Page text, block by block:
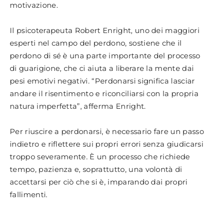
motivazione.
Il psicoterapeuta Robert Enright, uno dei maggiori
esperti nel campo del perdono, sostiene che il
perdono di sé è una parte importante del processo
di guarigione, che ci aiuta a liberare la mente dai
pesi emotivi negativi. “Perdonarsi significa lasciar
andare il risentimento e riconciliarsi con la propria
natura imperfetta”, afferma Enright.
Per riuscire a perdonarsi, è necessario fare un passo
indietro e riflettere sui propri errori senza giudicarsi
troppo severamente. È un processo che richiede
tempo, pazienza e, soprattutto, una volontà di
accettarsi per ciò che si è, imparando dai propri
fallimenti.